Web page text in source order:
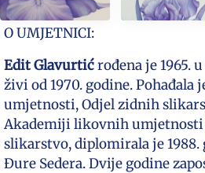
O UMJETNICI:
Edit Glavurtićrođena je 1965.
živi od 1970. godine.
umjetnosti, Odjel zidnih
Akademiji likovnih umjetnosti
slikarstvo, diplomirala je 1988.
Đure Sedera. Dvije godine